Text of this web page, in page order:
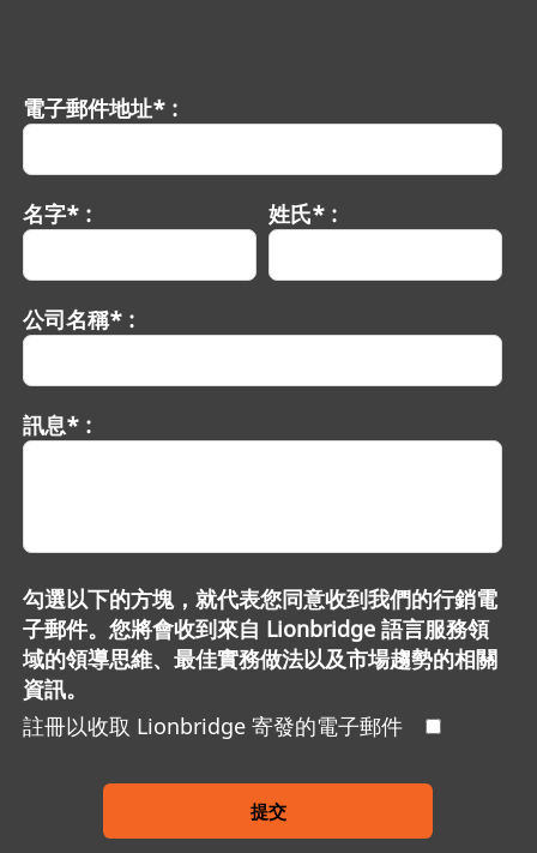
電子郵件地址* :
名字* : 姓氏* :
公司名稱* :
訊息* :
勾選以下的方塊，就代表您同意收到我們的行銷電
子郵件。您將會收到來自 Lionbridge 語言服務領
域的領導思維、最佳實務做法以及市場趨勢的相關
資訊。
註冊以收取 Lionbridge 寄發的電子郵件
提交